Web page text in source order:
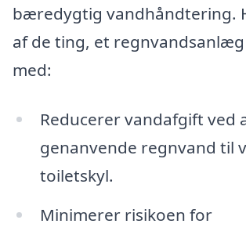
bæredygtig vandhåndtering.
af de ting, et
med:
Reducerer vandafgift ved
genanvende regnvand til
toiletskyl.
Minimerer risikoen for